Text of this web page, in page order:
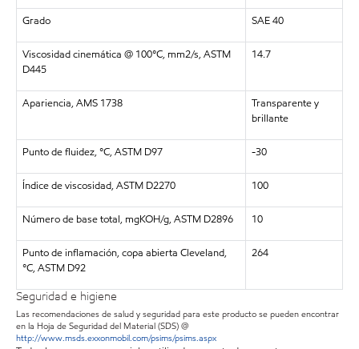
Grado SAE 40
Viscosidad cinemática @ 100°C, mm2/s, ASTM
D445
14.7
Apariencia, AMS 1738
Transparente y
brillante
Punto de fluidez, °C, ASTM D97 -30
Índice de viscosidad, ASTM D2270 100
Número de base total, mgKOH/g, ASTM D2896 10
Punto de inflamación, copa abierta Cleveland,
°C, ASTM D92
264
Seguridad e higiene
Las recomendaciones de salud y seguridad para este producto se pueden encontrar
en la Hoja de Seguridad del Material (SDS) @
http://www.msds.exxonmobil.com/psims/psims.aspx